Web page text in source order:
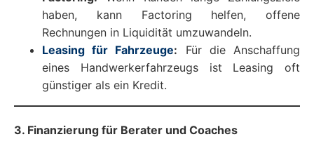
haben, kann Factoring helfen, offene
Rechnungen in Liquidität umzuwandeln.
Leasing für Fahrzeuge: Für die Anschaffung
eines Handwerkerfahrzeugs ist Leasing oft
günstiger als ein Kredit.
3. Finanzierung für Berater und Coaches